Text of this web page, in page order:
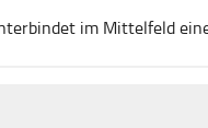
im Mittelfeld